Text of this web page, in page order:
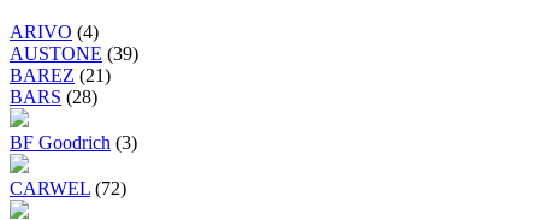
ARIVO (4)
AUSTONE (39)
BAREZ (21)
BARS (28)
BF Goodrich (3)
CARWEL (72)